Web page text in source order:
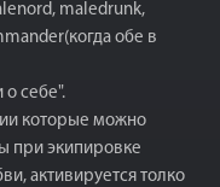
maledrunk,
обе в
о себе".
которые можно
при экипировке
активируется толко